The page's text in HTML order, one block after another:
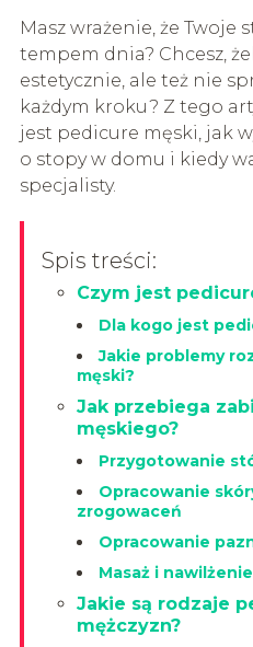
Masz wrażenie, że Twoje
tempem dnia? Chcesz,
estetycznie, ale też nie
każdym kroku? Z tego
jest pedicure męski, jak
o stopy w domu i kiedy
specjalisty.
Spis treści:
Czym jest
Dla kogo jest
Jakie problemy
męski?
Jak przebiega
męskiego?
Przygotowanie
Opracowanie
zrogowaceń
Opracowanie
Masaż i
Jakie są rodzaje
mężczyzn?